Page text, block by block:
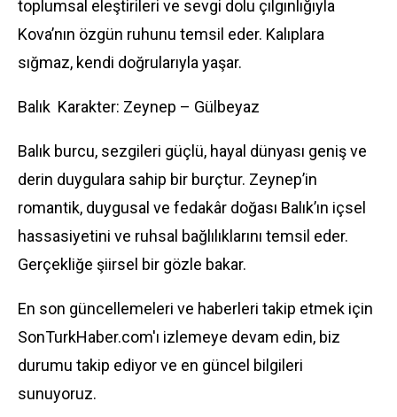
toplumsal eleştirileri ve sevgi dolu çılgınlığıyla
Kova’nın özgün ruhunu temsil eder. Kalıplara
sığmaz, kendi doğrularıyla yaşar.
Balık Karakter: Zeynep – Gülbeyaz
Balık burcu, sezgileri güçlü, hayal dünyası geniş ve
derin duygulara sahip bir burçtur. Zeynep’in
romantik, duygusal ve fedakâr doğası Balık’ın içsel
hassasiyetini ve ruhsal bağlılıklarını temsil eder.
Gerçekliğe şiirsel bir gözle bakar.
En son güncellemeleri ve haberleri takip etmek için
SonTurkHaber.com'ı izlemeye devam edin, biz
durumu takip ediyor ve en güncel bilgileri
sunuyoruz.